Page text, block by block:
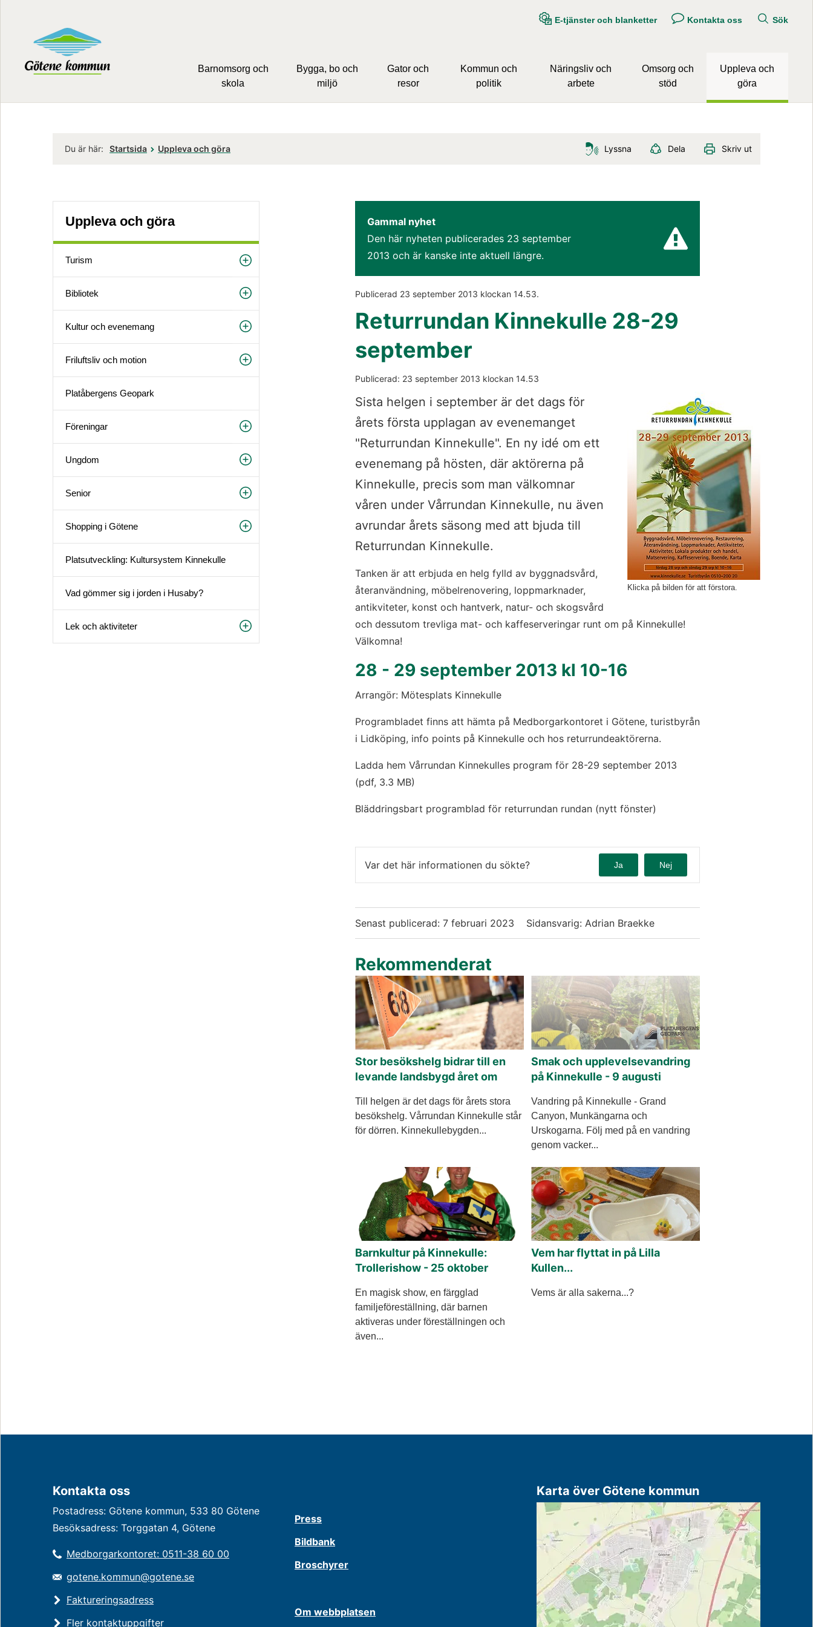
E-tjänster och blanketter Kontakta oss Sök
Barnomsorg och
skola
Bygga, bo och
miljö
Gator och
resor
Kommun och
politik
Näringsliv och
arbete
Omsorg och
stöd
Uppleva och
göra
Du är här: Startsida Uppleva och göra Lyssna Dela Skriv ut
Uppleva och göra
Turism
Bibliotek
Kultur och evenemang
Friluftsliv och motion
Platåbergens Geopark
Föreningar
Ungdom
Senior
Shopping i Götene
Platsutveckling: Kultursystem Kinnekulle
Vad gömmer sig i jorden i Husaby?
Lek och aktiviteter
Gammal nyhet
Den här nyheten publicerades 23 september
2013 och är kanske inte aktuell längre.
Publicerad 23 september 2013 klockan 14.53.
Returrundan Kinnekulle 28-29
september
Publicerad: 23 september 2013 klockan 14.53
Klicka på bilden för att förstora.
Sista helgen i september är det dags för
årets första upplagan av evenemanget
"Returrundan Kinnekulle". En ny idé om ett
evenemang på hösten, där aktörerna på
Kinnekulle, precis som man välkomnar
våren under Vårrundan Kinnekulle, nu även
avrundar årets säsong med att bjuda till
Returrundan Kinnekulle.
Tanken är att erbjuda en helg fylld av byggnadsvård,
återanvändning, möbelrenovering, loppmarknader,
antikviteter, konst och hantverk, natur- och skogsvård
och dessutom trevliga mat- och kaffeserveringar runt om på Kinnekulle!
Välkomna!
28 - 29 september 2013 kl 10-16
Arrangör: Mötesplats Kinnekulle
Programbladet finns att hämta på Medborgarkontoret i Götene, turistbyrån
i Lidköping, info points på Kinnekulle och hos returrundeaktörerna.
Ladda hem Vårrundan Kinnekulles program för 28-29 september 2013
(pdf, 3.3 MB)
Bläddringsbart programblad för returrundan rundan (nytt fönster)
Var det här informationen du sökte? Ja Nej
Senast publicerad: 7 februari 2023 Sidansvarig: Adrian Braekke
Rekommenderat
Stor besökshelg bidrar till en
levande landsbygd året om
Till helgen är det dags för årets stora
besökshelg. Vårrundan Kinnekulle står
för dörren. Kinnekullebygden...
Smak och upplevelsevandring
på Kinnekulle - 9 augusti
Vandring på Kinnekulle - Grand
Canyon, Munkängarna och
Urskogarna. Följ med på en vandring
genom vacker...
Barnkultur på Kinnekulle:
Trollerishow - 25 oktober
En magisk show, en färgglad
familjeföreställning, där barnen
aktiveras under föreställningen och
även...
Vem har flyttat in på Lilla
Kullen...
Vems är alla sakerna...?
Kontakta oss
Postadress: Götene kommun, 533 80 Götene
Besöksadress: Torggatan 4, Götene
Medborgarkontoret: 0511-38 60 00
gotene.kommun@gotene.se
Faktureringsadress
Fler kontaktuppgifter
Press
Bildbank
Broschyrer
Om webbplatsen
Karta över Götene kommun